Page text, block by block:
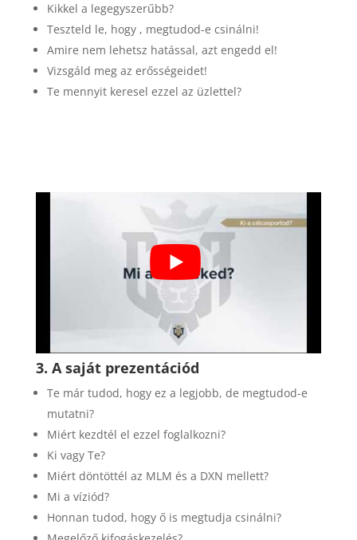
Kikkel a legegyszerűbb?
Teszteld le, hogy , megtudod-e csinálni!
Amire nem lehetsz hatással, azt engedd el!
Vizsgáld meg az erősségeidet!
Te mennyit keresel ezzel az üzlettel?
3. A saját prezentációd
Te már tudod, hogy ez a legjobb, de megtudod-e
mutatni?
Miért kezdtél el ezzel foglalkozni?
Ki vagy Te?
Miért döntöttél az MLM és a DXN mellett?
Mi a víziód?
Honnan tudod, hogy ő is megtudja csinálni?